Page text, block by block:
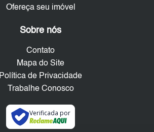
Ofereça seu imóvel
Sobre nós
Contato
Mapa do Site
Política de Privacidade
Trabalhe Conosco
Verificada por